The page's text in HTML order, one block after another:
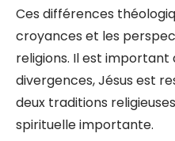
Ces différences
croyances et les
religions. Il est
divergences, Jésus est
deux traditions
spirituelle importante.